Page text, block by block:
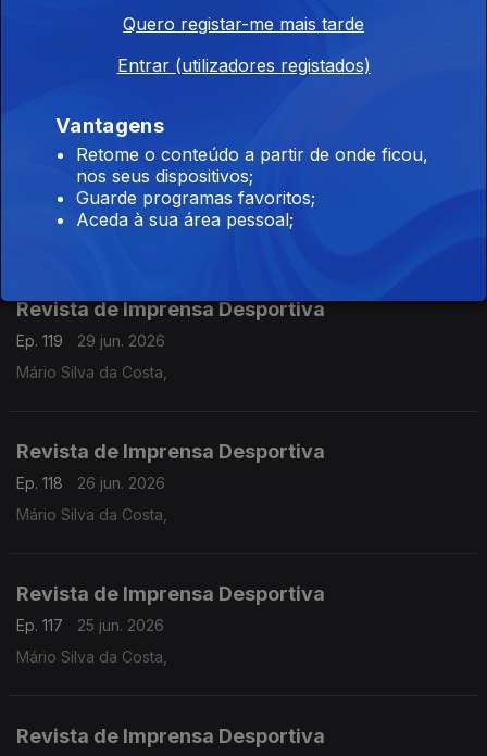
Revista de Imprensa Desportiva
01 jul. 2026
Revista de Imprensa Desportiva
Ep. 120
30 jun. 2026
Mário Silva da Costa,
Revista de Imprensa Desportiva
Ep. 119
29 jun. 2026
Mário Silva da Costa,
Revista de Imprensa Desportiva
Ep. 118
26 jun. 2026
Mário Silva da Costa,
Revista de Imprensa Desportiva
Ep. 117
25 jun. 2026
Mário Silva da Costa,
Revista de Imprensa Desportiva
Quero registar-me mais tarde
Entrar (utilizadores registados)
Vantagens
Retome o conteúdo a partir de onde ficou,
nos seus dispositivos;
Guarde programas favoritos;
Aceda à sua área pessoal;